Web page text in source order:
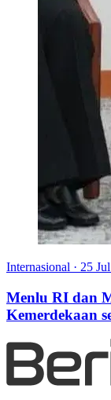
Internasional · 25
Menlu RI dan
Kemerdekaan